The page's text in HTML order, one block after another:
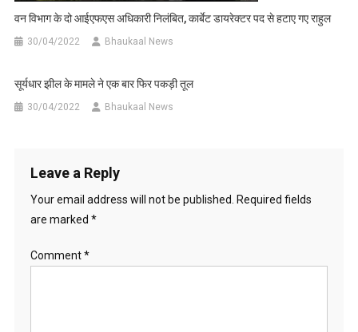
वन विभाग के दो आईएफएस अधिकारी निलंबित, कार्बेट डायरेक्टर पद से हटाए गए राहुल
30/04/2022 Bhaukaal News
सूर्यधार झील के मामले ने एक बार फिर पकड़ी तूल
30/04/2022 Bhaukaal News
Leave a Reply
Your email address will not be published.
Required fields
are marked *
Comment*